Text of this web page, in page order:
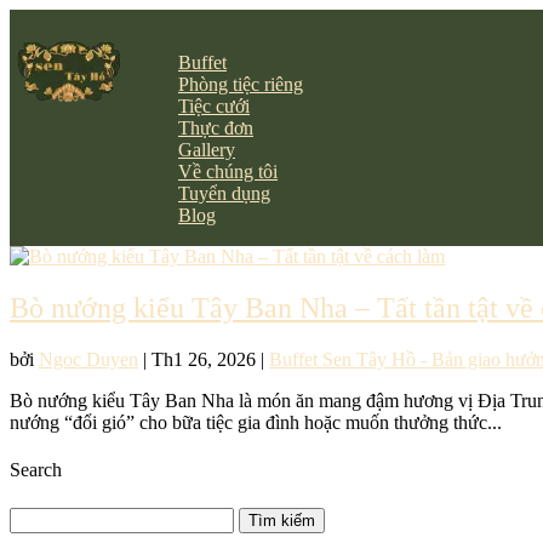
Buffet
Phòng tiệc riêng
Tiệc cưới
Thực đơn
Gallery
Về chúng tôi
Tuyển dụng
Blog
Bò nướng kiểu Tây Ban Nha – Tất tần tật về
bởi Ngoc Duyen | Th1 26, 2026 | Buffet Sen Tây Hồ - Bản giao
Bò nướng kiểu Tây Ban Nha là món ăn mang đậm hương vị Địa
nướng “đổi gió” cho bữa tiệc gia đình hoặc muốn thưởng thức...
Search
kiếm